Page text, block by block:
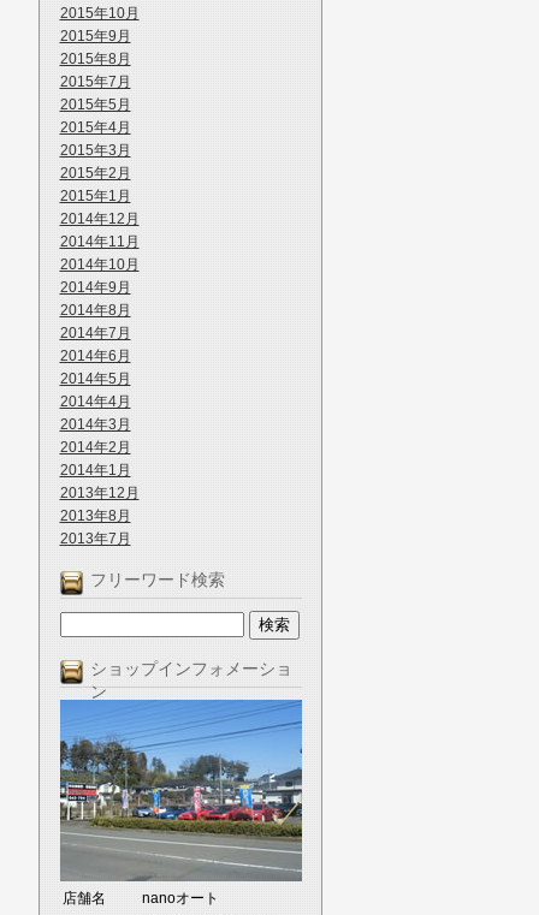
2015年10月
2015年9月
2015年8月
2015年7月
2015年5月
2015年4月
2015年3月
2015年2月
2015年1月
2014年12月
2014年11月
2014年10月
2014年9月
2014年8月
2014年7月
2014年6月
2014年5月
2014年4月
2014年3月
2014年2月
2014年1月
2013年12月
2013年8月
2013年7月
フリーワード検索
ショップインフォメーショ
ン
店舗名 nanoオート